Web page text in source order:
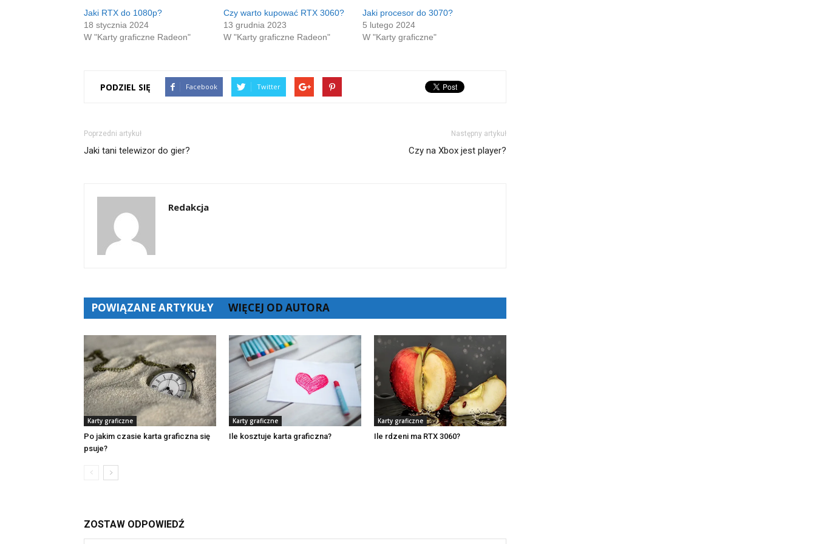
w
nowym
oknie)
Jaki RTX do 1080p?
18 stycznia 2024
W "Karty graficzne Radeon"
Czy warto kupować RTX 3060?
13 grudnia 2023
W "Karty graficzne Radeon"
Jaki procesor do 3070?
5 lutego 2024
W "Karty graficzne"
PODZIEL SIĘ Facebook Twitter
Poprzedni artykuł
Jaki tani telewizor do gier?
Następny artykuł
Czy na Xbox jest player?
Redakcja
POWIĄZANE ARTYKUŁY WIĘCEJ OD AUTORA
Karty graficzne
Po jakim czasie karta graficzna się
psuje?
Karty graficzne
Ile kosztuje karta graficzna?
Karty graficzne
Ile rdzeni ma RTX 3060?
ZOSTAW ODPOWIEDŹ